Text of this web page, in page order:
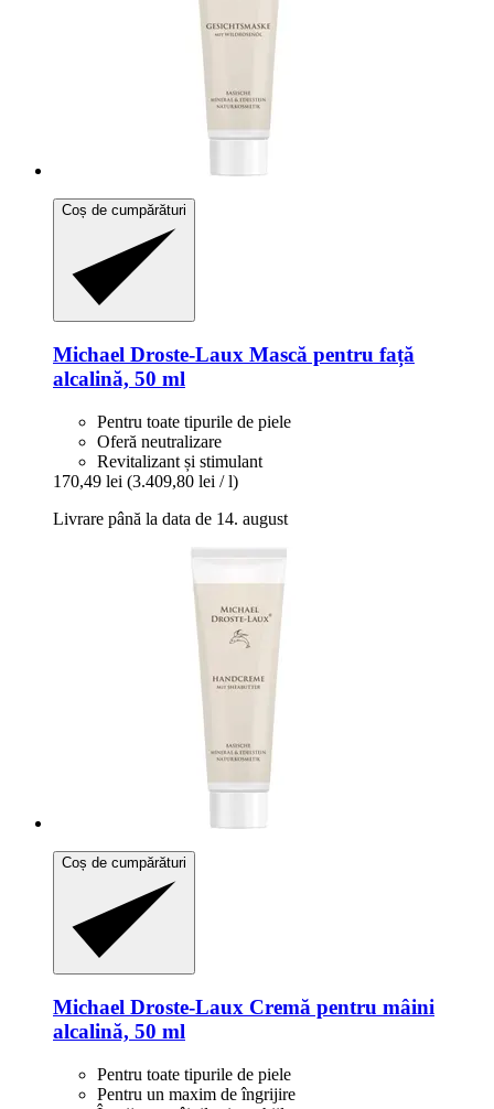
Coș de cumpărături
Michael Droste-Laux Mască pentru față
alcalină, 50 ml
Pentru toate tipurile de piele
Oferă neutralizare
Revitalizant și stimulant
170,49 lei (3.409,80 lei / l)
Livrare până la data de 14. august
Coș de cumpărături
Michael Droste-Laux Cremă pentru mâini
alcalină, 50 ml
Pentru toate tipurile de piele
Pentru un maxim de îngrijire